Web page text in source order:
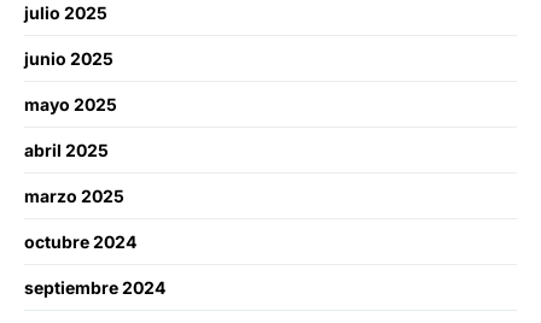
julio 2025
junio 2025
mayo 2025
abril 2025
marzo 2025
octubre 2024
septiembre 2024